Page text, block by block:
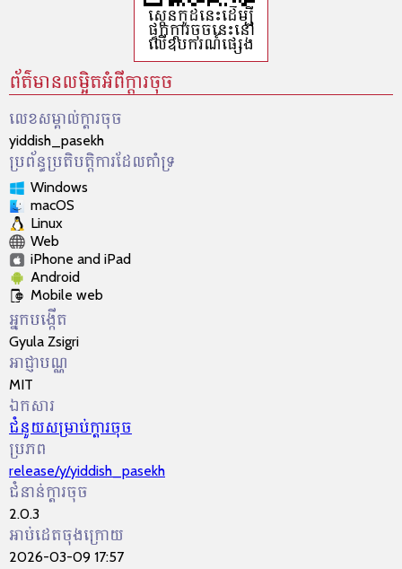
ស្កេនកូដ​នេះដើម្បី​
ផ្ទុក​ក្ដារចុចនេះ​នៅ​
លើ​ឧបករណ៍​ផ្សេង
ព័ត៌មានលម្អិតអំពីក្តារចុច
លេខសម្គាល់​ក្ដារចុច
yiddish_pasekh
ប្រព័ន្ធប្រតិបត្តិការដែលគាំទ្រ
Windows
macOS
Linux
Web
iPhone and iPad
Android
Mobile web
អ្នកបង្កើត
Gyula Zsigri
អាជ្ញា​បណ្ណ​
MIT
ឯកសារ
ជំនួយ​សម្រាប់​ក្ដារចុច
ប្រភព
release/y/yiddish_pasekh
ជំនាន់ក្ដារចុច
2.0.3
អាប់ដេតចុងក្រោយ
2026-03-09 17:57